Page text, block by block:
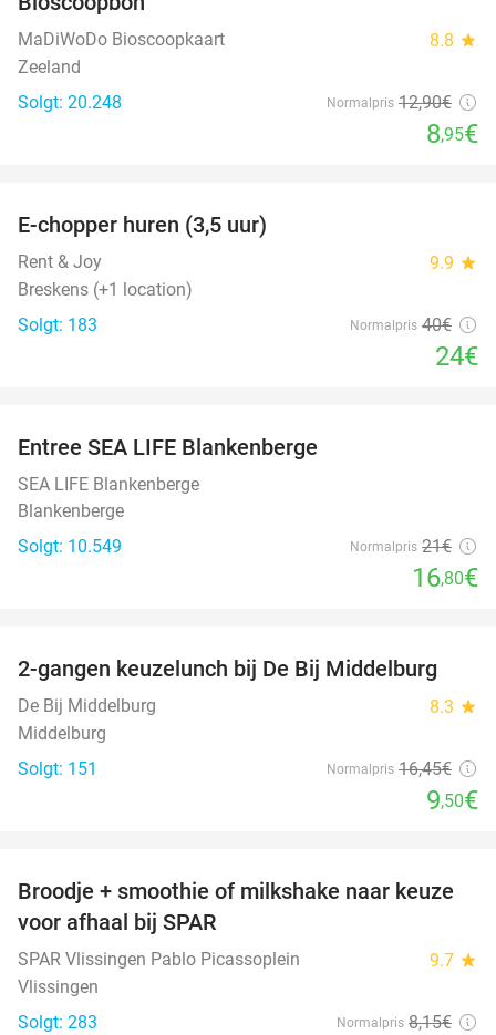
MaDiWoDo Bioscoopkaart 8.8 star
Zeeland
Solgt: 20.248
Normalpris 12,90€
8,95€
E-chopper huren (3,5 uur)
Rent & Joy 9.9 star
Breskens (+1 location)
Solgt: 183
Normalpris 40€
24€
Entree SEA LIFE Blankenberge
SEA LIFE Blankenberge
Blankenberge
Solgt: 10.549
Normalpris 21€
16,80€
42%
2-gangen keuzelunch bij De Bij Middelburg
De Bij Middelburg 8.3 star
Middelburg
Solgt: 151
Normalpris 16,45€
9,50€
36%
Broodje + smoothie of milkshake naar keuze
voor afhaal bij SPAR
SPAR Vlissingen Pablo Picassoplein 9.7 star
Vlissingen
Solgt: 283
Normalpris 8,15€